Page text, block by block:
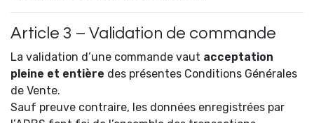
Article 3 – Validation de commande
La validation d’une commande vaut acceptation
pleine et entière des présentes Conditions Générales
de Vente.
Sauf preuve contraire, les données enregistrées par